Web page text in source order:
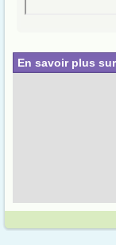
En savoir plus